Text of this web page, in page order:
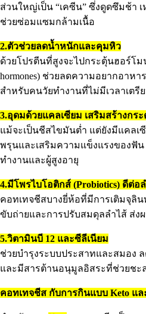
ส่วนใหญ่เป็น “เคซีน” ซึ่งดูดซึมช้า
ช่วยซ่อมแซมกล้ามเนื้อ
2.ตัวช่วยลดน้ำหนักและคุมหิว
ด้วยโปรตีนที่สูงจะไปกระตุ้นฮอร์โม
hormones) ช่วยลดความอยากอาห
สำหรับคนวัยทำงานที่ไม่มีเวลาเต
3.อุดมด้วยแคลเซียม เสริมสร้างกร
แม้จะเป็นชีสไขมันต่ำ แต่ยังมีแคลเ
พรุนและเสริมความแข็งแรงของฟัน
ทำงานและผู้สูงอายุ
4.มีโพรไบโอติกส์ (Probiotics) ดีต่อ
คอทเทจชีสบางยี่ห้อที่มีการเติมจุลิ
ขับถ่ายและการปรับสมดุลลำไส้ ส่
5.วิตามินบี 12 และซีลีเนียม
ช่วยบำรุงระบบประสาทและสมอง
และมีสารต้านอนุมูลอิสระที่ช่วยชะ
คอทเทจชีส กับการกินแบบ Keto แล